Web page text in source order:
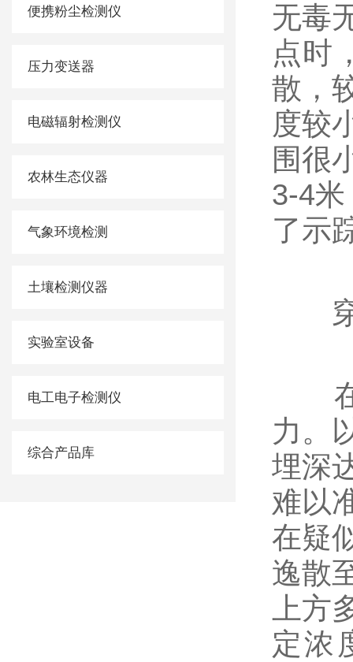
便携粉尘检测仪
压力变送器
电磁辐射检测仪
农林生态仪器
气象环境检测
土壤检测仪器
实验室设备
电工电子检测仪
综合产品库
无毒
点时
散，
度较
围很
3-4
了示
穿
在
力。
埋深
难以
在疑
逸散
上
定浓